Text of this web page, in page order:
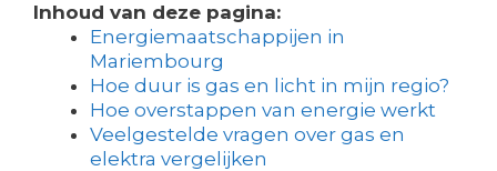
Inhoud van deze pagina:
Energiemaatschappijen in
Mariembourg
Hoe duur is gas en licht in mijn regio?
Hoe overstappen van energie werkt
Veelgestelde vragen over gas en
elektra vergelijken